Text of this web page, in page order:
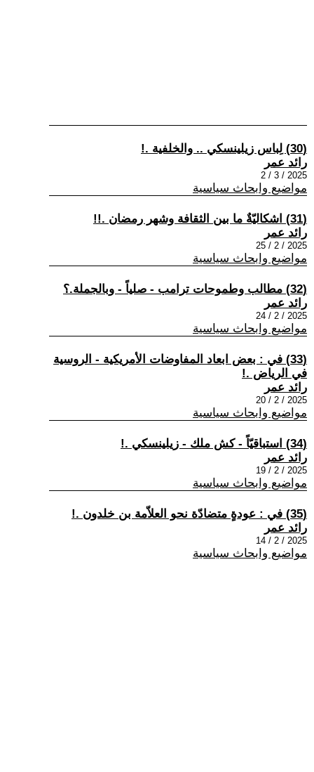
(30) لِباس زيلينسكي .. والخلفية .!
رائد عمر
2025 / 3 / 2
مواضيع وابحاث سياسية
(31) اشكاليّةٌ ما بين الثقافة وشهر رمضان .!!
رائد عمر
2025 / 2 / 25
مواضيع وابحاث سياسية
(32) مطالب وطموحات ترامب - صلياً - وبالجملة.؟
رائد عمر
2025 / 2 / 24
مواضيع وابحاث سياسية
(33) في : بعض ابعاد المفاوضات الأمريكية - الروسية
في الرياض .!
رائد عمر
2025 / 2 / 20
مواضيع وابحاث سياسية
(34) استباقيّاً - كش ملك - زيلينسكي .!
رائد عمر
2025 / 2 / 19
مواضيع وابحاث سياسية
(35) في : عودةٍ متضادّة نحو العلاّمة بن خلدون .!
رائد عمر
2025 / 2 / 14
مواضيع وابحاث سياسية